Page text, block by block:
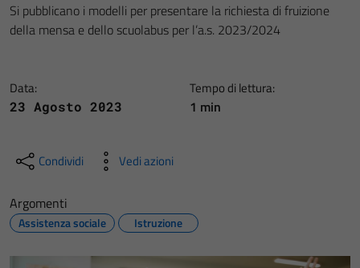
Si pubblicano i modelli per presentare la richiesta di fruizione
della mensa e dello scuolabus per l’a.s. 2023/2024
Data:
23 Agosto 2023
Tempo di lettura:
1 min
Condividi Vedi azioni
Argomenti
Assistenza sociale Istruzione